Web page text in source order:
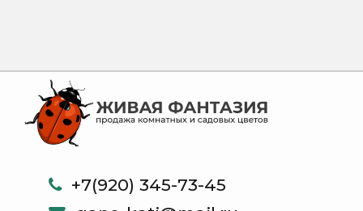
+7(920) 345-73-45